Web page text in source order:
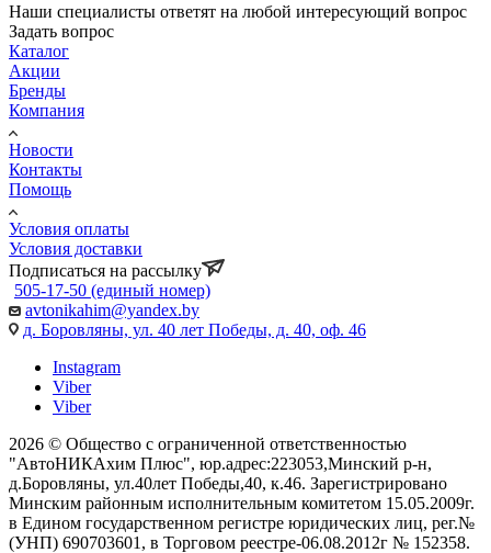
Наши специалисты ответят на любой интересующий вопрос
Задать вопрос
Каталог
Акции
Бренды
Компания
Новости
Контакты
Помощь
Условия оплаты
Условия доставки
Подписаться на рассылку
505-17-50 (единый номер)
avtonikahim@yandex.by
д. Боровляны, ул. 40 лет Победы, д. 40, оф. 46
Instagram
Viber
Viber
2026 © Общество с ограниченной ответственностью
"АвтоНИКАхим Плюс", юр.адрес:223053,Минский р-н,
д.Боровляны, ул.40лет Победы,40, к.46. Зарегистрировано
Минским районным исполнительным комитетом 15.05.2009г.
в Едином государственном регистре юридических лиц, рег.№
(УНП) 690703601, в Торговом реестре-06.08.2012г № 152358.